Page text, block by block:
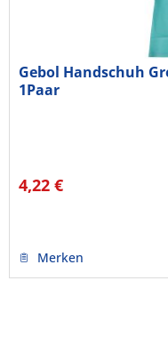
Gebol Handschuh
1Paar
4,22 €
Merken